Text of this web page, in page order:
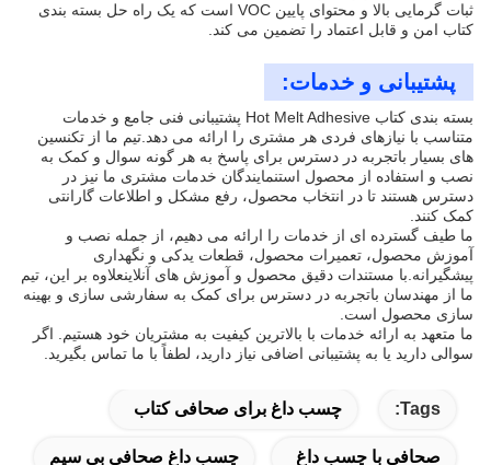
ثبات گرمایی بالا و محتوای پایین VOC است که یک راه حل بسته بندی
کتاب امن و قابل اعتماد را تضمین می کند.
پشتیبانی و خدمات:
بسته بندی کتاب Hot Melt Adhesive پشتیبانی فنی جامع و خدمات
متناسب با نیازهای فردی هر مشتری را ارائه می دهد.تیم ما از تکنسین
های بسیار باتجربه در دسترس برای پاسخ به هر گونه سوال و کمک به
نصب و استفاده از محصول استنمایندگان خدمات مشتری ما نیز در
دسترس هستند تا در انتخاب محصول، رفع مشکل و اطلاعات گارانتی
کمک کنند.
ما طیف گسترده ای از خدمات را ارائه می دهیم، از جمله نصب و
آموزش محصول، تعمیرات محصول، قطعات یدکی و نگهداری
پیشگیرانه.با مستندات دقیق محصول و آموزش های آنلاینعلاوه بر این، تیم
ما از مهندسان باتجربه در دسترس برای کمک به سفارشی سازی و بهینه
سازی محصول است.
ما متعهد به ارائه خدمات با بالاترین کیفیت به مشتریان خود هستیم. اگر
سوالی دارید یا به پشتیبانی اضافی نیاز دارید، لطفاً با ما تماس بگیرید.
Tags: چسب داغ برای صحافی کتاب
صحافی با چسب داغ چسب داغ صحافی بی سیم